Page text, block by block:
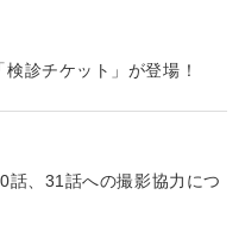
診チケット」が登場！
話、31話への撮影協力につ